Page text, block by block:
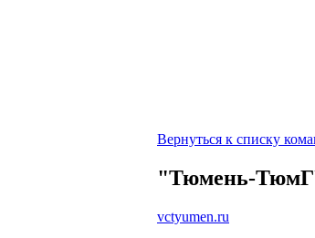
Вернуться к списку
"Тюмень-
vctyumen.ru